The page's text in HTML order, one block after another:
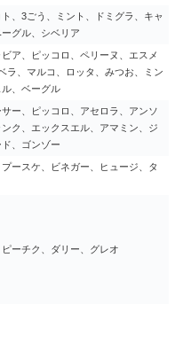
、3ごう、ミント、ドミグラ、キャ
グル、シベリア
ア、ピッコロ、ペリーヌ、エスメ
ラ、マルコ、ロッタ、みつお、ミン
ル、ベーグル
ー、ピッコロ、アセロラ、アンソ
ク、エックスエル、アマミン、ジ
、ゴンゾー
ースケ、ビネガー、ヒュージ、タ
ーチク、ダリー、グレオ